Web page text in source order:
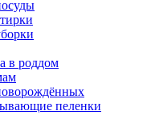
в роддом
пеленки